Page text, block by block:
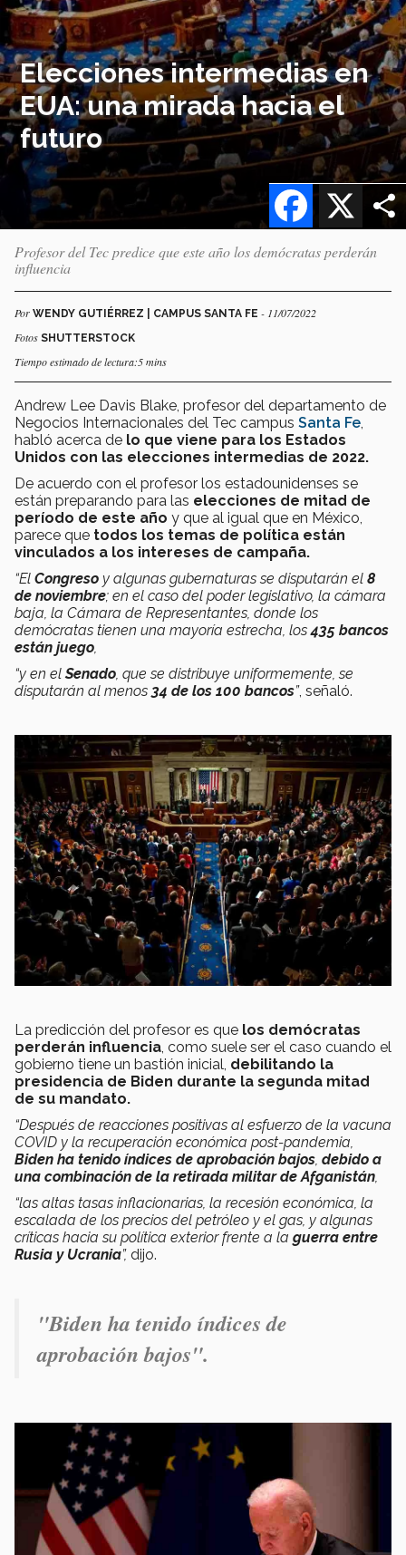
Elecciones intermedias en
EUA: una mirada hacia el
futuro
X
Facebook
Profesor del Tec predice que este año los demócratas perderán
influencia
Por WENDY GUTIÉRREZ | CAMPUS SANTA FE - 11/07/2022
Fotos SHUTTERSTOCK
Tiempo estimado de lectura:5 mins
Andrew Lee Davis Blake, profesor del departamento de
Negocios Internacionales del Tec campus Santa Fe
habló acerca de lo que viene para los Estados
Unidos con las elecciones intermedias de 2022.
De acuerdo con el profesor los estadounidenses se
están preparando para las elecciones de mitad de
período de este año y que al igual que en México,
parece que todos los temas de política están
vinculados a los intereses de campaña.
“El Congreso y algunas gubernaturas se disputarán el 8
de noviembre; en el caso del poder legislativo, la cámara
baja, la Cámara de Representantes, donde los
demócratas tienen una mayoría estrecha, los435 bancos
están juego
“y en elSenado , que se distribuye uniformemente, se
disputarán al menos 34 de los 100 bancos”, señaló.
La predicción del profesor es que los demócratas
perderán influencia, como suele ser el caso cuando el
gobierno tiene un bastión inicial, debilitando la
presidencia de Biden durante la segunda mitad
de su mandato.
“Después de reacciones positivas al esfuerzo de la vacuna
COVID y la recuperación económica post-pandemia,
Biden ha tenido índices de aprobación bajos, debido a
una combinación de la retirada militar de Afganistán,
“las altas tasas inflacionarias, la recesión económica, la
escalada de los precios del petróleo y el gas, y algunas
críticas hacia su política exterior frente a la guerra entre
Rusia y Ucrania”, dijo.
"Biden ha tenido índices de
aprobación bajos".